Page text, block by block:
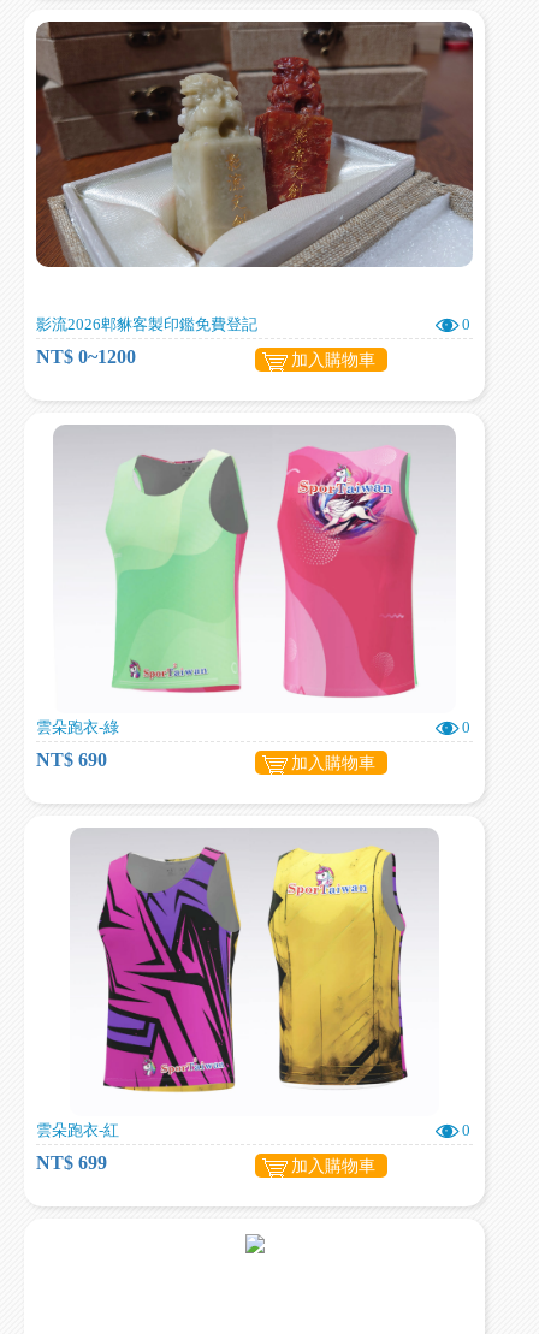
影流2026郫貅客製印鑑免費登記 0
NT$ 0~1200 加入購物車
雲朵跑衣-綠 0
NT$ 690 加入購物車
雲朵跑衣-紅 0
NT$ 699 加入購物車